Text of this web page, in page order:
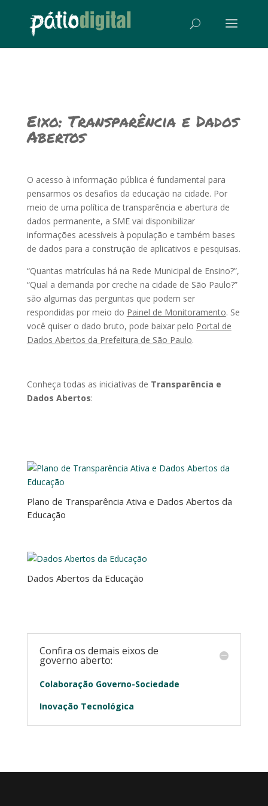
Eixo: Transparência e Dados
Abertos
O acesso à informação pública é fundamental para
pensarmos os desafios da educação na cidade. Por
meio de uma política de transparência e abertura de
dados permanente, a SME vai disponibilizar
informações acessíveis à população e também bases
de dados para a construção de aplicativos e pesquisas.
“Quantas matrículas há na Rede Municipal de Ensino?”,
“Qual a demanda por creche na cidade de São Paulo?”
são algumas das perguntas que podem ser
respondidas por meio do Painel de Monitoramento. Se
você quiser o dado bruto, pode baixar pelo Portal de
Dados Abertos da Prefeitura de São Paulo.
Conheça todas as iniciativas de Transparência e
Dados Abertos:
Plano de Transparência Ativa e Dados Abertos da
Educação
Dados Abertos da Educação
Confira os demais eixos de
governo aberto:
Colaboração Governo-Sociedade
Inovação Tecnológica